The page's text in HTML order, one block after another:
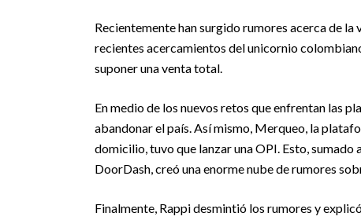
Recientemente han surgido rumores acerca de
recientes acercamientos del unicornio
suponer una venta total.
En medio de los nuevos retos que enfrentan las
abandonar el país. Así mismo, Merqueo, la
domicilio, tuvo que lanzar una OPI. Esto,
DoorDash, creó una enorme nube de rumores
Finalmente, Rappi desmintió los rumores y